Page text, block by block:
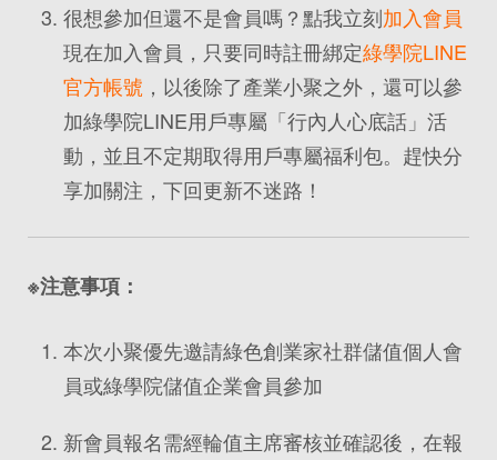
很想參加但還不是會員嗎？點我立刻加入會員
現在加入會員，只要同時註冊綁定綠學院LINE
官方帳號 ，以後除了產業小聚之外，還可以參
加綠學院LINE用戶專屬「行內人心底話」活
動，並且不定期取得用戶專屬福利包。趕快分
享加關注，下回更新不迷路！
※注意事項：
本次小聚優先邀請綠色創業家社群儲值個人會
員或綠學院儲值企業會員參加
新會員報名需經輪值主席審核並確認後，在報